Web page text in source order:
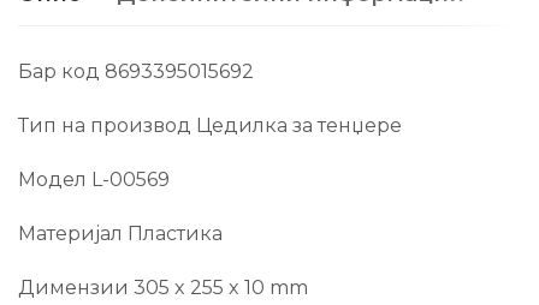
Бар код 8693395015692
Тип на производ Цедилка за тенџере
Модел L-00569
Материјал Пластика
Димензии 305 x 255 x 10 mm